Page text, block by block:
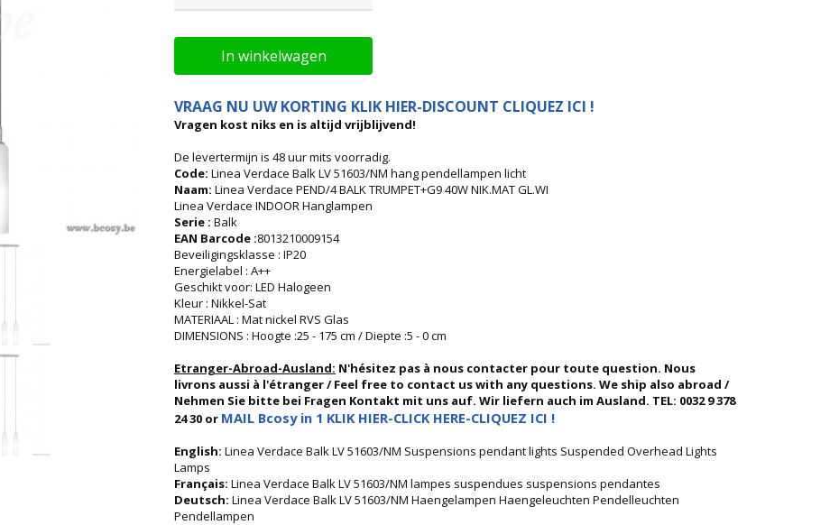
In winkelwagen
VRAAG NU UW KORTING KLIK HIER-DISCOUNT CLIQUEZ ICI !
Vragen kost niks en is altijd vrijblijvend!
De levertermijn is 48 uur mits voorradig.
Code: Linea Verdace Balk LV 51603/NM hang pendellampen licht
Naam: Linea Verdace PEND/4 BALK TRUMPET+G9 40W NIK.MAT GL.WI
Linea Verdace INDOOR Hanglampen
Serie : Balk
EAN Barcode :8013210009154
Beveiligingsklasse : IP20
Energielabel : A++
Geschikt voor: LED Halogeen
Kleur : Nikkel-Sat
MATERIAAL : Mat nickel RVS Glas
DIMENSIONS : Hoogte :25 - 175 cm / Diepte :5 - 0 cm
Etranger-Abroad-Ausland: N'hésitez pas à nous contacter pour toute question. Nous
livrons aussi à l'étranger / Feel free to contact us with any questions. We ship also abroad /
Nehmen Sie bitte bei Fragen Kontakt mit uns auf. Wir liefern auch im Ausland. TEL: 0032 9 378
24 30 or MAIL Bcosy in 1 KLIK HIER-CLICK HERE-CLIQUEZ ICI !
English: Linea Verdace Balk LV 51603/NM Suspensions pendant lights Suspended Overhead Lights
Lamps
Français: Linea Verdace Balk LV 51603/NM lampes suspendues suspensions pendantes
Deutsch: Linea Verdace Balk LV 51603/NM Haengelampen Haengeleuchten Pendelleuchten
Pendellampen